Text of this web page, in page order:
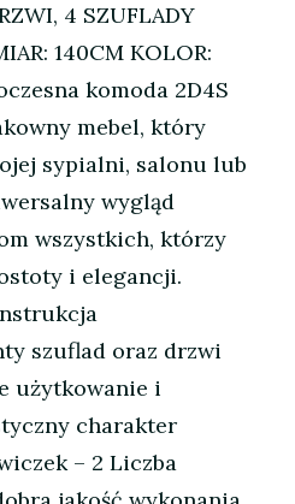
4 SZUFLADY
140CM KOLOR:
komoda 2D4S
mebel, który
sypialni, salonu lub
wygląd
wszystkich, którzy
i elegancji.
szuflad oraz drzwi
użytkowanie i
charakter
– 2 Liczba